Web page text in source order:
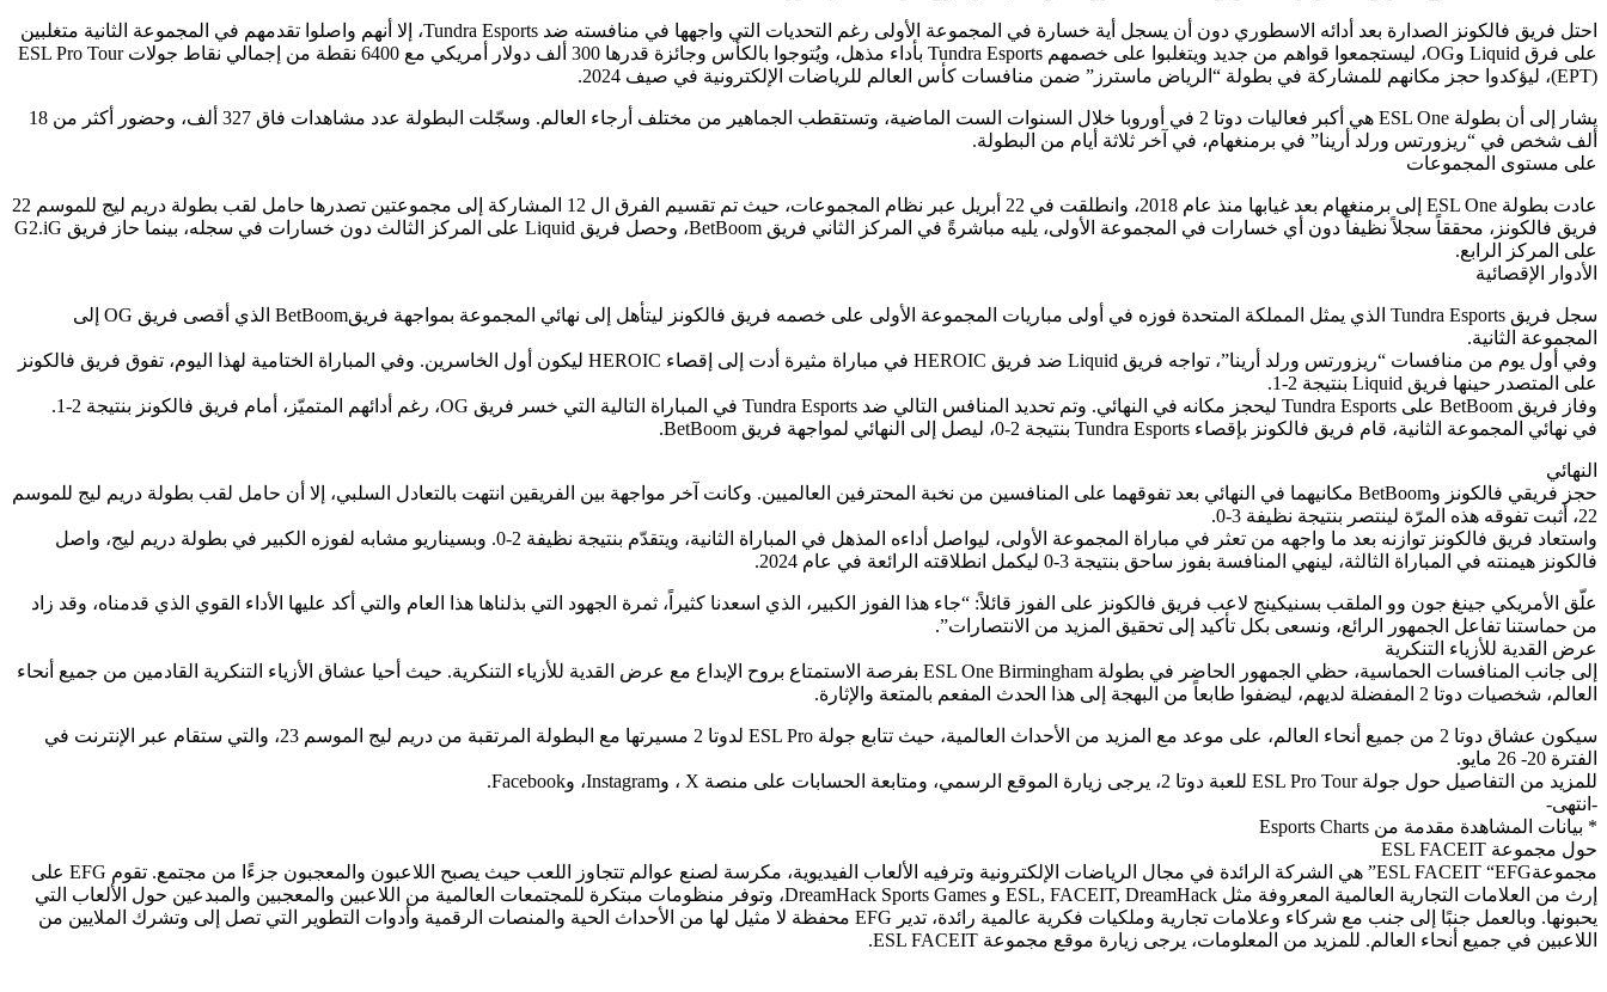
احتل فريق فالكونز الصدارة بعد أدائه الاسطوري دون أن يسجل أية خسارة في المجموعة الأولى رغم التحديات التي واجهها في منافسته ضد Tundra Esports، إلا أنهم واصلوا تقدمهم في المجموعة الثانية متغلبين
على فرق Liquid وOG، ليستجمعوا قواهم من جديد ويتغلبوا على خصمهم Tundra Esports بأداء مذهل، ويُتوجوا بالكأس وجائزة قدرها 300 ألف دولار أمريكي مع 6400 نقطة من إجمالي نقاط جولات ESL Pro Tour
(EPT)، ليؤكدوا حجز مكانهم للمشاركة في بطولة “الرياض ماسترز” ضمن منافسات كأس العالم للرياضات الإلكترونية في صيف 2024.
يشار إلى أن بطولة ESL One هي أكبر فعاليات دوتا 2 في أوروبا خلال السنوات الست الماضية، وتستقطب الجماهير من مختلف أرجاء العالم. وسجّلت البطولة عدد مشاهدات فاق 327 ألف، وحضور أكثر من 18
ألف شخص في “ريزورتس ورلد أرينا” في برمنغهام، في آخر ثلاثة أيام من البطولة.
على مستوى المجموعات
عادت بطولة ESL One إلى برمنغهام بعد غيابها منذ عام 2018، وانطلقت في 22 أبريل عبر نظام المجموعات، حيث تم تقسيم الفرق ال 12 المشاركة إلى مجموعتين تصدرها حامل لقب بطولة دريم ليج للموسم 22
فريق فالكونز، محققاً سجلاً نظيفاً دون أي خسارات في المجموعة الأولى، يليه مباشرةً في المركز الثاني فريق BetBoom، وحصل فريق Liquid على المركز الثالث دون خسارات في سجله، بينما حاز فريق G2.iG
على المركز الرابع.
الأدوار الإقصائية
سجل فريق Tundra Esports الذي يمثل المملكة المتحدة فوزه في أولى مباريات المجموعة الأولى على خصمه فريق فالكونز ليتأهل إلى نهائي المجموعة بمواجهة فريقBetBoom الذي أقصى فريق OG إلى
المجموعة الثانية.
وفي أول يوم من منافسات “ريزورتس ورلد أرينا”، تواجه فريق Liquid ضد فريق HEROIC في مباراة مثيرة أدت إلى إقصاء HEROIC ليكون أول الخاسرين. وفي المباراة الختامية لهذا اليوم، تفوق فريق فالكونز
على المتصدر حينها فريق Liquid بنتيجة 2-1.
وفاز فريق BetBoom على Tundra Esports ليحجز مكانه في النهائي. وتم تحديد المنافس التالي ضد Tundra Esports في المباراة التالية التي خسر فريق OG، رغم أدائهم المتميّز، أمام فريق فالكونز بنتيجة 2-1.
في نهائي المجموعة الثانية، قام فريق فالكونز بإقصاء Tundra Esports بنتيجة 2-0، ليصل إلى النهائي لمواجهة فريق BetBoom.
النهائي
حجز فريقي فالكونز وBetBoom مكانيهما في النهائي بعد تفوقهما على المنافسين من نخبة المحترفين العالميين. وكانت آخر مواجهة بين الفريقين انتهت بالتعادل السلبي، إلا أن حامل لقب بطولة دريم ليج للموسم
22، أثبت تفوقه هذه المرّة لينتصر بنتيجة نظيفة 3-0.
واستعاد فريق فالكونز توازنه بعد ما واجهه من تعثر في مباراة المجموعة الأولى، ليواصل أداءه المذهل في المباراة الثانية، ويتقدّم بنتيجة نظيفة 2-0. وبسيناريو مشابه لفوزه الكبير في بطولة دريم ليج، واصل
فالكونز هيمنته في المباراة الثالثة، لينهي المنافسة بفوز ساحق بنتيجة 3-0 ليكمل انطلاقته الرائعة في عام 2024.
علّق الأمريكي جينغ جون وو الملقب بسنيكينج لاعب فريق فالكونز على الفوز قائلاً: “جاء هذا الفوز الكبير، الذي اسعدنا كثيراً، ثمرة الجهود التي بذلناها هذا العام والتي أكد عليها الأداء القوي الذي قدمناه، وقد زاد
من حماستنا تفاعل الجمهور الرائع، ونسعى بكل تأكيد إلى تحقيق المزيد من الانتصارات”.
عرض القدية للأزياء التنكرية
إلى جانب المنافسات الحماسية، حظي الجمهور الحاضر في بطولة ESL One Birmingham بفرصة الاستمتاع بروح الإبداع مع عرض القدية للأزياء التنكرية. حيث أحيا عشاق الأزياء التنكرية القادمين من جميع أنحاء
العالم، شخصيات دوتا 2 المفضلة لديهم، ليضفوا طابعاً من البهجة إلى هذا الحدث المفعم بالمتعة والإثارة.
سيكون عشاق دوتا 2 من جميع أنحاء العالم، على موعد مع المزيد من الأحداث العالمية، حيث تتابع جولة ESL Pro لدوتا 2 مسيرتها مع البطولة المرتقبة من دريم ليج الموسم 23، والتي ستقام عبر الإنترنت في
الفترة 20- 26 مايو.
للمزيد من التفاصيل حول جولة ESL Pro Tour للعبة دوتا 2، يرجى زيارة الموقع الرسمي، ومتابعة الحسابات على منصة X ، وInstagram، وFacebook.
-انتهى-
* بيانات المشاهدة مقدمة من Esports Charts
حول مجموعة ESL FACEIT
مجموعةESL FACEIT “EFG” هي الشركة الرائدة في مجال الرياضات الإلكترونية وترفيه الألعاب الفيديوية، مكرسة لصنع عوالم تتجاوز اللعب حيث يصبح اللاعبون والمعجبون جزءًا من مجتمع. تقوم EFG على
إرث من العلامات التجارية العالمية المعروفة مثل ESL, FACEIT, DreamHack و DreamHack Sports Games، وتوفر منظومات مبتكرة للمجتمعات العالمية من اللاعبين والمعجبين والمبدعين حول الألعاب التي
يحبونها. وبالعمل جنبًا إلى جنب مع شركاء وعلامات تجارية وملكيات فكرية عالمية رائدة، تدير EFG محفظة لا مثيل لها من الأحداث الحية والمنصات الرقمية وأدوات التطوير التي تصل إلى وتشرك الملايين من
اللاعبين في جميع أنحاء العالم. للمزيد من المعلومات، يرجى زيارة موقع مجموعة ESL FACEIT.